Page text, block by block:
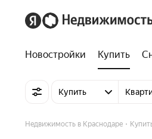
Новостройки Купить
Купить
Недвижимость в Краснодаре